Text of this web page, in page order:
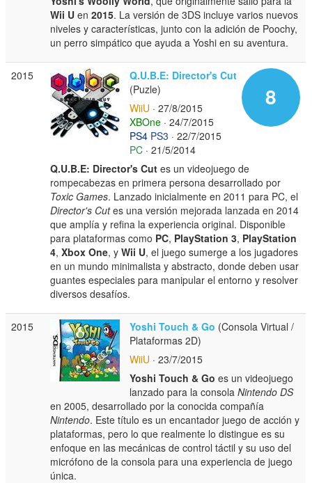
Wii U en2015. La versión de 3DS incluye varios nuevos
niveles y características, junto con la adición de Poochy,
un perro simpático que ayuda a Yoshi en su aventura.
2015
8
Q.U.B.E: Director's Cut
(Puzle)
WiiU · 27/8/2015
XBOne · 24/7/2015
PS4 PS3 · 22/7/2015
PC · 21/5/2014
Q.U.B.E: Director's Cut es un videojuego de
rompecabezas en primera persona desarrollado por
Toxic Games. Lanzado inicialmente en 2011 para PC, el
Director's Cutes una versión mejorada lanzada en 2014
que amplía y refina la experiencia original. Disponible
para plataformas como PC, PlayStation 3, PlayStation
4,Xbox One, yWii U, el juego sumerge a los jugadores
en un mundo minimalista y abstracto, donde deben usar
guantes especiales para manipular el entorno y resolver
diversos desafíos.
2015 Yoshi Touch & Go (Consola Virtual /
Plataformas 2D)
WiiU · 23/7/2015
Yoshi Touch & Go es un videojuego
lanzado para la consolaNintendo DS
en 2005, desarrollado por la conocida compañía
Nintendo. Este título es un encantador juego de acción y
plataformas, pero lo que realmente lo distingue es su
enfoque en las mecánicas de control táctil y su uso del
micrófono de la consola para una experiencia de juego
única.